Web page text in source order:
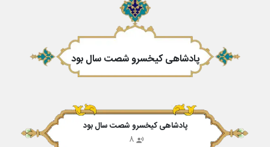
پادشاهی کیخسرو شصت سال بود
پادشاهی کیخسرو شصت سال بود
8